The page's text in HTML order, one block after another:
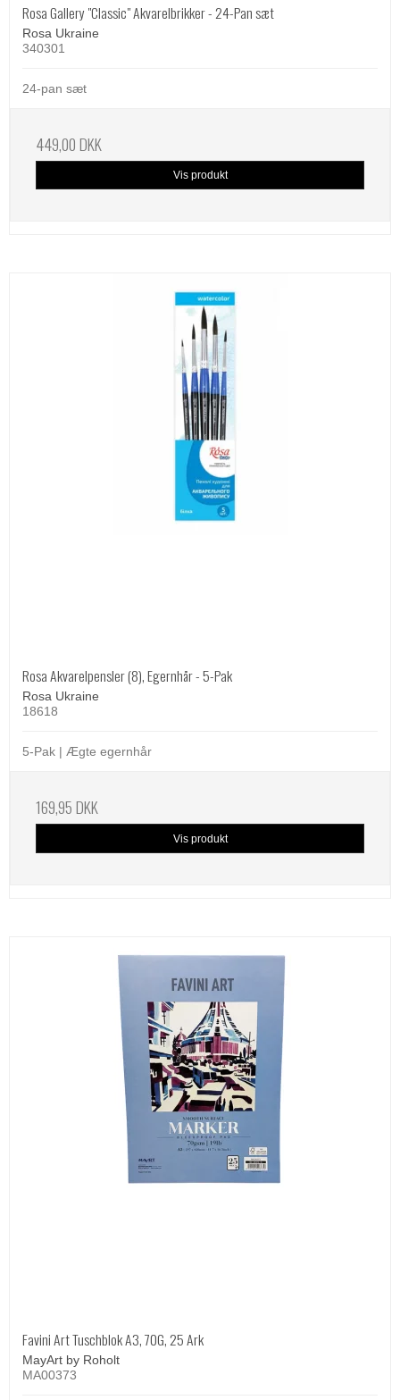
Rosa Gallery "Classic" Akvarelbrikker - 24-Pan sæt
Rosa Ukraine
340301
24-pan sæt
449,00 DKK
Vis produkt
Rosa Akvarelpensler (8), Egernhår - 5-Pak
Rosa Ukraine
18618
5-Pak | Ægte egernhår
169,95 DKK
Vis produkt
Favini Art Tuschblok A3, 70G, 25 Ark
MayArt by Roholt
MA00373